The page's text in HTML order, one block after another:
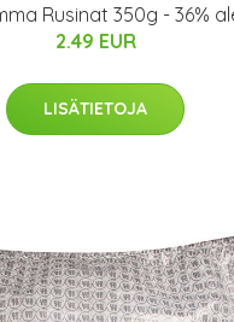
Rusinat 350g - 36%
2.49 EUR
LISÄTIETOJA